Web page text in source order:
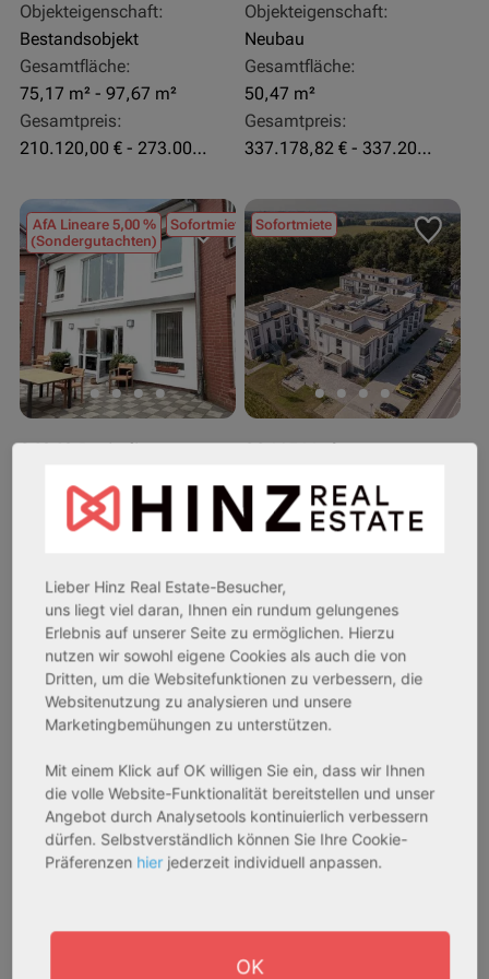
Objekteigenschaft:
Bestandsobjekt
Gesamtfläche:
75,17 m² - 97,67 m²
Gesamtpreis:
210.120,00 € - 273.003,24 €
Objekteigenschaft:
Neubau
Gesamtfläche:
50,47 m²
Gesamtpreis:
337.178,82 € - 337.207,06 €
AfA Lineare 5,00 %
(Sondergutachten)
Sofortmiete
26969 Butjadingen
Rendite:
3,60 %
Pflegeapartment
Objekteigenschaft:
Bestandsobjekt
Gesamtfläche:
41,59 m² - 62,15 m²
Gesamtpreis:
Sofortmiete
33415 Verl
Rendite:
3,50 %
Pflegeapartment
Objekteigenschaft:
Bestandsobjekt
Gesamtfläche:
50,95 m² - 56,21 m²
Gesamtpreis:
AfA Degressive 5,00 % Sofortmiete
Lieber Hinz Real Estate-Besucher,
uns liegt viel daran, Ihnen ein rundum gelungenes
Erlebnis auf unserer Seite zu ermöglichen. Hierzu
nutzen wir sowohl eigene Cookies als auch die von
Dritten, um die Websitefunktionen zu verbessern, die
Websitenutzung zu analysieren und unsere
Marketingbemühungen zu unterstützen.
Mit einem Klick auf OK willigen Sie ein, dass wir Ihnen
die volle Website-Funktionalität bereitstellen und unser
Angebot durch Analysetools kontinuierlich verbessern
dürfen. Selbstverständlich können Sie Ihre Cookie-
Präferenzen hier jederzeit individuell anpassen.
OK